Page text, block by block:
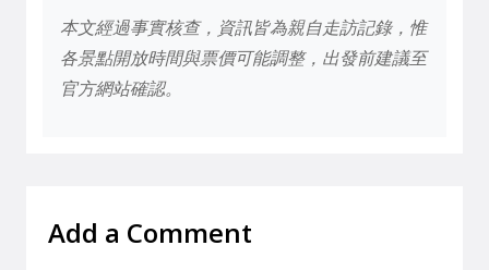
本文經過事實核查，資訊皆為親自走訪記錄，惟
各景點開放時間與票價可能調整，出發前建議至
官方網站確認。
Add a Comment